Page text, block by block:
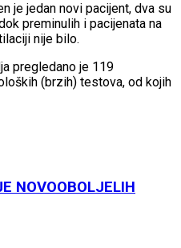
je jedan novi pacijent, dva su
preminulih i pacijenata na
nije bilo.
pregledano je 119
(brzih) testova, od kojih
NOVOOBOLJELIH